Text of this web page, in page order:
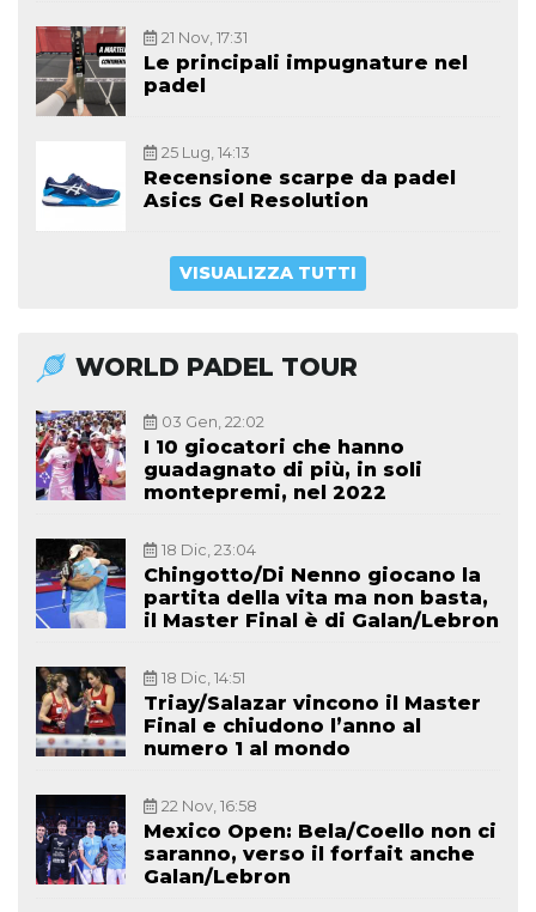
21 Nov, 17:31
Le principali impugnature nel
padel
25 Lug, 14:13
Recensione scarpe da padel
Asics Gel Resolution
VISUALIZZA TUTTI
WORLD PADEL TOUR
03 Gen, 22:02
I 10 giocatori che hanno
guadagnato di più, in soli
montepremi, nel 2022
18 Dic, 23:04
Chingotto/Di Nenno giocano la
partita della vita ma non basta,
il Master Final è di Galan/Lebron
18 Dic, 14:51
Triay/Salazar vincono il Master
Final e chiudono l’anno al
numero 1 al mondo
22 Nov, 16:58
Mexico Open: Bela/Coello non ci
saranno, verso il forfait anche
Galan/Lebron